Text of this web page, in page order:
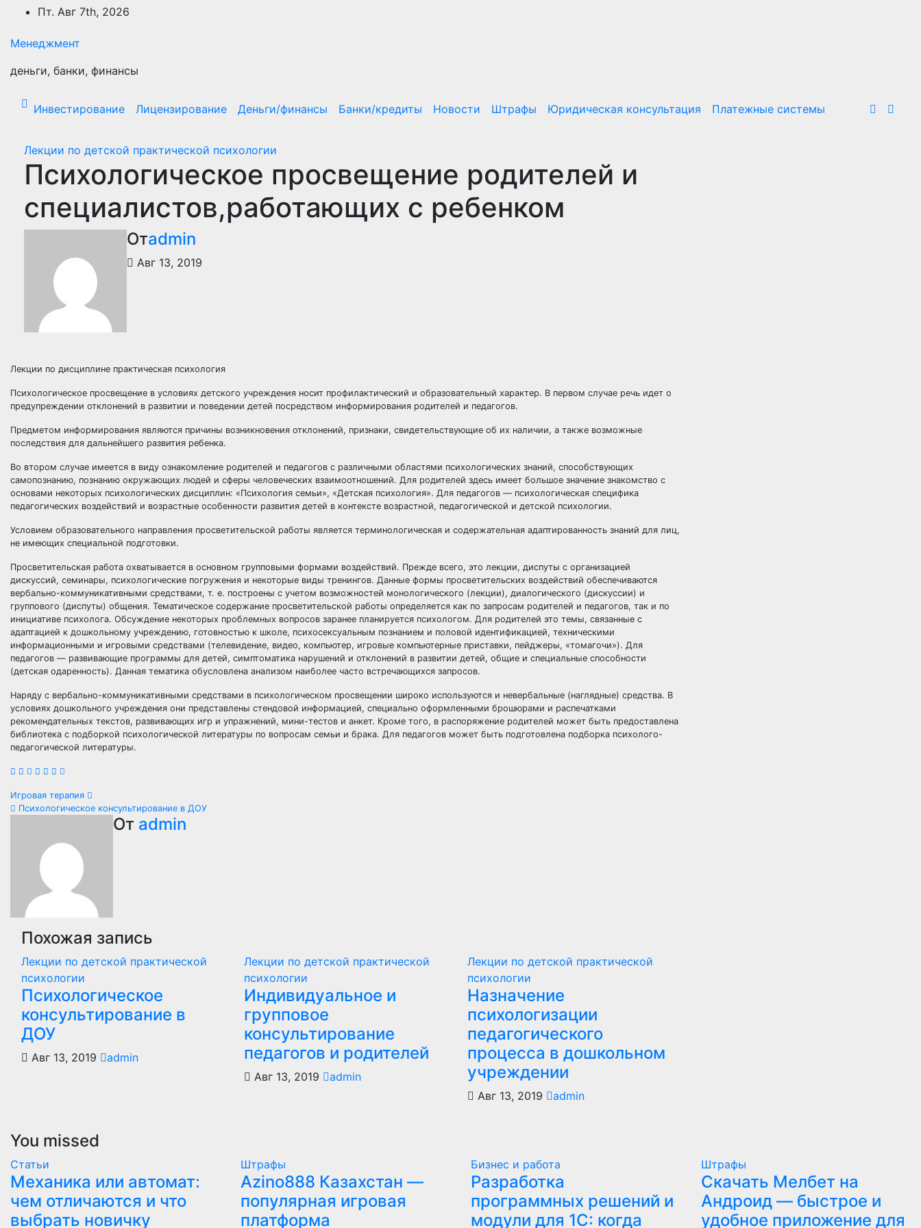
Перейти
содержимому
Пт. Авг 7th, 2026
Менеджмент
деньги, банки, финансы
Инвестирование Лицензирование Деньги/финансы Банки/кредиты Новости Штрафы Юридическая консультация Платежные системы
Лекции по детской практической психологии
Психологическое просвещение родителей и
специалистов,работающих с ребенком
Отadmin
Авг 13, 2019
Лекции по дисциплине практическая психология
Психологическое просвещение в условиях детского учреждения носит профилактический и образовательный характер. В первом случае речь идет о
предупреждении отклонений в развитии и поведении детей посредством информирования родителей и педагогов.
Предметом информирования являются причины возникновения отклонений, признаки, свидетельствующие об их наличии, а также возможные
последствия для дальнейшего развития ребенка.
Во втором случае имеется в виду ознакомление родителей и педагогов с различными областями психологических знаний, способствующих
самопознанию, познанию окружающих людей и сферы человеческих взаимоотношений. Для родителей здесь имеет большое значение знакомство с
основами некоторых психологических дисциплин: «Психология семьи», «Детская психология». Для педагогов — психологическая специфика
педагогических воздействий и возрастные особенности развития детей в контексте возрастной, педагогической и детской психологии.
Условием образовательного направления просветительской работы является терминологическая и содержательная адаптированность знаний для лиц,
не имеющих специальной подготовки.
Просветительская работа охватывается в основном групповыми формами воздействий. Прежде всего, это лекции, диспуты с организацией
дискуссий, семинары, психологические погружения и некоторые виды тренингов. Данные формы просветительских воздействий обеспечиваются
вербально-коммуникативными средствами, т. е. построены с учетом возможностей монологического (лекции), диалогического (дискуссии) и
группового (диспуты) общения. Тематическое содержание просветительской работы определяется как по запросам родителей и педагогов, так и по
инициативе психолога. Обсуждение некоторых проблемных вопросов заранее планируется психологом. Для родителей это темы, связанные с
адаптацией к дошкольному учреждению, готовностью к школе, психосексуальным познанием и половой идентификацией, техническими
информационными и игровыми средствами (телевидение, видео, компьютер, игровые компьютерные приставки, пейджеры, «томагочи»). Для
педагогов — развивающие программы для детей, симптоматика нарушений и отклонений в развитии детей, общие и специальные способности
(детская одаренность). Данная тематика обусловлена анализом наиболее часто встречающихся запросов.
Наряду с вербально-коммуникативными средствами в психологическом просвещении широко используются и невербальные (наглядные) средства. В
условиях дошкольного учреждения они представлены стендовой информацией, специально оформленными брошюрами и распечатками
рекомендательных текстов, развивающих игр и упражнений, мини-тестов и анкет. Кроме того, в распоряжение родителей может быть предоставлена
библиотека с подборкой психологической литературы по вопросам семьи и брака. Для педагогов может быть подготовлена подборка психолого-
педагогической литературы.
Навигация
записям
Игровая терапия
Психологическое консультирование в ДОУ
От admin
Похожая запись
Лекции по детской практической
психологии
Психологическое
консультирование в
ДОУ
Авг 13, 2019 admin
Лекции по детской практической
психологии
Индивидуальное и
групповое
консультирование
педагогов и родителей
Авг 13, 2019 admin
Лекции по детской практической
психологии
Назначение
психологизации
педагогического
процесса в дошкольном
учреждении
Авг 13, 2019 admin
You missed
Статьи
Механика или автомат:
чем отличаются и что
выбрать новичку
Штрафы
Azino888 Казахстан —
популярная игровая
платформа
Бизнес и работа
Разработка
программных решений и
модули для 1С: когда
Штрафы
Скачать Мелбет на
Андроид — быстрое и
удобное приложение для